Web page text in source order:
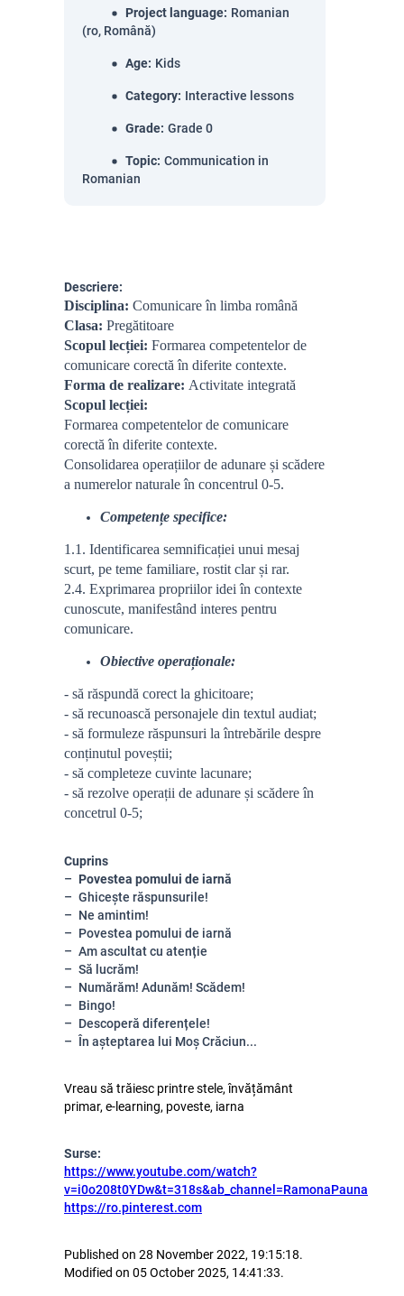
Project language: Romanian
(ro, Română)
Age: Kids
Category: Interactive lessons
Grade: Grade 0
Topic: Communication in
Romanian
Descriere:
Disciplina: Comunicare în limba română
Clasa: Pregătitoare
Scopul lecției: Formarea competentelor de
comunicare corectă în diferite contexte.
Forma de realizare: Activitate integrată
Scopul lecției:
Formarea competentelor de comunicare
corectă în diferite contexte.
Consolidarea operațiilor de adunare și scădere
a numerelor naturale în concentrul 0-5.
Competențe specifice:
1.1. Identificarea semnificației unui mesaj
scurt, pe teme familiare, rostit clar și rar.
2.4. Exprimarea propriilor idei în contexte
cunoscute, manifestând interes pentru
comunicare.
Obiective operaționale:
- să răspundă corect la ghicitoare;
- să recunoască personajele din textul audiat;
- să formuleze răspunsuri la întrebările despre
conținutul poveștii;
- să completeze cuvinte lacunare;
- să rezolve operații de adunare și scădere în
concetrul 0-5;
Cuprins
Povestea pomului de iarnă
Ghicește răspunsurile!
Ne amintim!
Povestea pomului de iarnă
Am ascultat cu atenție
Să lucrăm!
Numărăm! Adunăm! Scădem!
Bingo!
Descoperă diferențele!
În așteptarea lui Moș Crăciun...
Vreau să trăiesc printre stele, învățământ
primar, e-learning, poveste, iarna
Surse:
https://www.youtube.com/watch?
v=i0o208t0YDw&t=318s&ab_channel=RamonaPauna
https://ro.pinterest.com
Published on 28 November 2022, 19:15:18.
Modified on 05 October 2025, 14:41:33.